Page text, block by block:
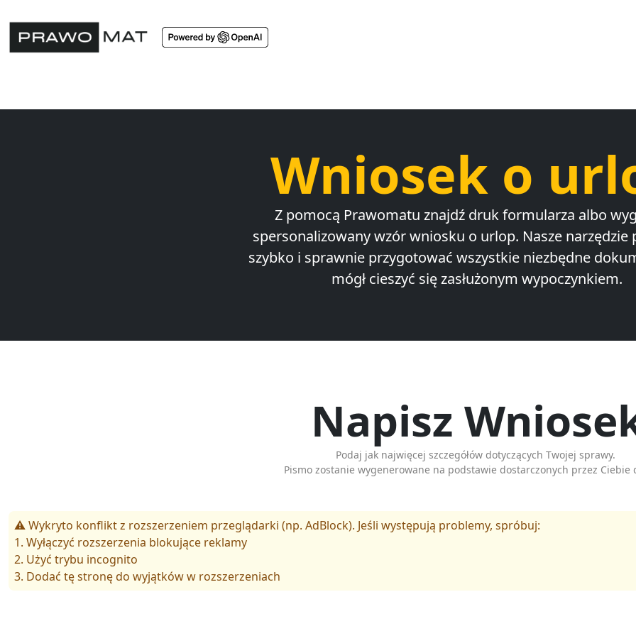
Wniosek o
Z pomocą Prawomatu znajdź druk formularza albo
spersonalizowany wzór wniosku o urlop. Nasze narzędzie
szybko i sprawnie przygotować wszystkie niezbędne
mógł cieszyć się zasłużonym wypoczynkiem.
Napisz
Podaj jak najwięcej szczegółów dotyczących Twojej sprawy.
Pismo zostanie wygenerowane na podstawie dostarczonych przez Ciebie
⚠️ Wykryto konflikt z rozszerzeniem przeglądarki (np. AdBlock). Jeśli występują problemy, spróbuj:
1. Wyłączyć rozszerzenia blokujące reklamy
2. Użyć trybu incognito
3. Dodać tę stronę do wyjątków w rozszerzeniach